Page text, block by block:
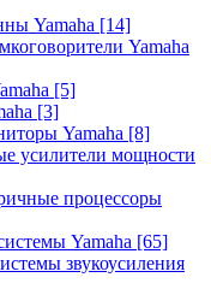
Yamaha [14]
Yamaha
[5]
[3]
Yamaha [8]
усилители мощности
процессоры
Yamaha [65]
звукоусиления